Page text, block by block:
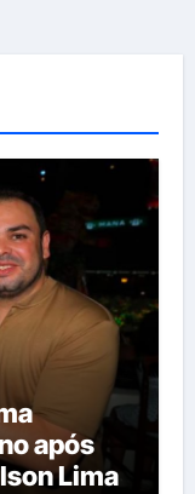
após
Lima